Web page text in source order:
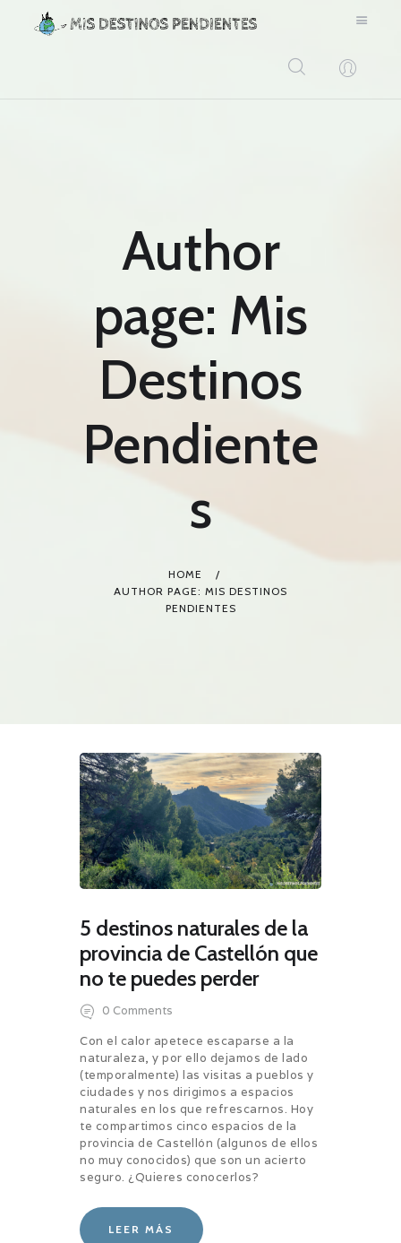
Author
page: Mis
Destinos
Pendiente
s
HOME
AUTHOR PAGE: MIS DESTINOS
PENDIENTES
5 destinos naturales de la
provincia de Castellón que
no te puedes perder
0 Comments
Con el calor apetece escaparse a la
naturaleza, y por ello dejamos de lado
(temporalmente) las visitas a pueblos y
ciudades y nos dirigimos a espacios
naturales en los que refrescarnos. Hoy
te compartimos cinco espacios de la
provincia de Castellón (algunos de ellos
no muy conocidos) que son un acierto
seguro. ¿Quieres conocerlos?
LEER MÁS